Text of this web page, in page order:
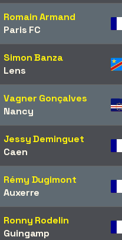
Romain Armand
Paris FC
Simon Banza
Lens
Vagner Gonçalves
Nancy
Jessy Deminguet
Caen
Rémy Dugimont
Auxerre
Ronny Rodelin
Guingamp